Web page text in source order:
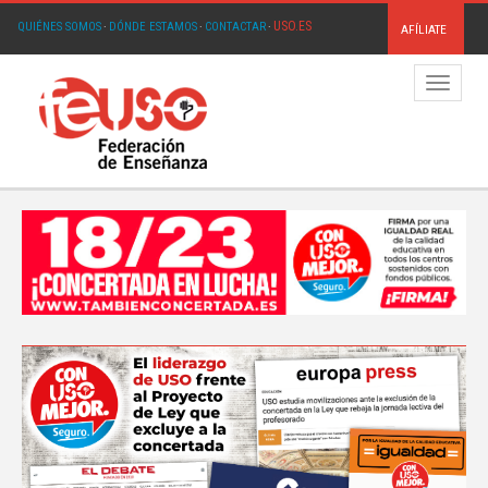
QUIÉNES SOMOS· DÓNDE ESTAMOS· CONTACTAR· USO.ES AFÍLIATE
Menú